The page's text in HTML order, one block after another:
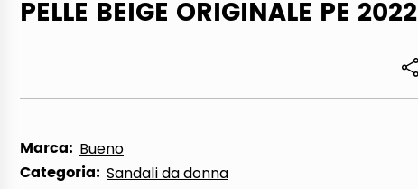
thin rotondo sun
PELLE BEIGE ORIGINALE PE 2022
Marca: Bueno
Categoria: Sandali da donna